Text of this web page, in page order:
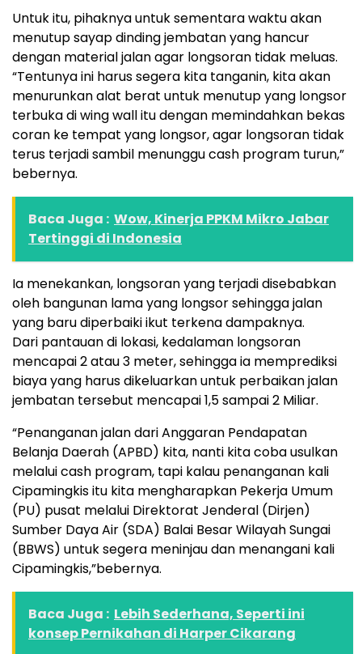
Untuk itu, pihaknya untuk sementara waktu akan
menutup sayap dinding jembatan yang hancur
dengan material jalan agar longsoran tidak meluas.
“Tentunya ini harus segera kita tanganin, kita akan
menurunkan alat berat untuk menutup yang longsor
terbuka di wing wall itu dengan memindahkan bekas
coran ke tempat yang longsor, agar longsoran tidak
terus terjadi sambil menunggu cash program turun,”
bebernya.
Baca Juga : Wow, Kinerja PPKM Mikro Jabar
Tertinggi di Indonesia
Ia menekankan, longsoran yang terjadi disebabkan
oleh bangunan lama yang longsor sehingga jalan
yang baru diperbaiki ikut terkena dampaknya.
Dari pantauan di lokasi, kedalaman longsoran
mencapai 2 atau 3 meter, sehingga ia memprediksi
biaya yang harus dikeluarkan untuk perbaikan jalan
jembatan tersebut mencapai 1,5 sampai 2 Miliar.
“Penanganan jalan dari Anggaran Pendapatan
Belanja Daerah (APBD) kita, nanti kita coba usulkan
melalui cash program, tapi kalau penanganan kali
Cipamingkis itu kita mengharapkan Pekerja Umum
(PU) pusat melalui Direktorat Jenderal (Dirjen)
Sumber Daya Air (SDA) Balai Besar Wilayah Sungai
(BBWS) untuk segera meninjau dan menangani kali
Cipamingkis,”bebernya.
Baca Juga : Lebih Sederhana, Seperti ini
konsep Pernikahan di Harper Cikarang